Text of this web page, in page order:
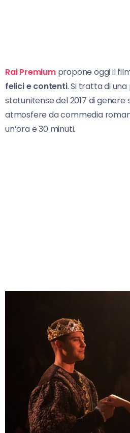
Rai Premiumpropone oggi il
felici e contenti. Si tratta di
statunitense del 2017 di
atmosfere da commedia
un’ora e 30 minuti.